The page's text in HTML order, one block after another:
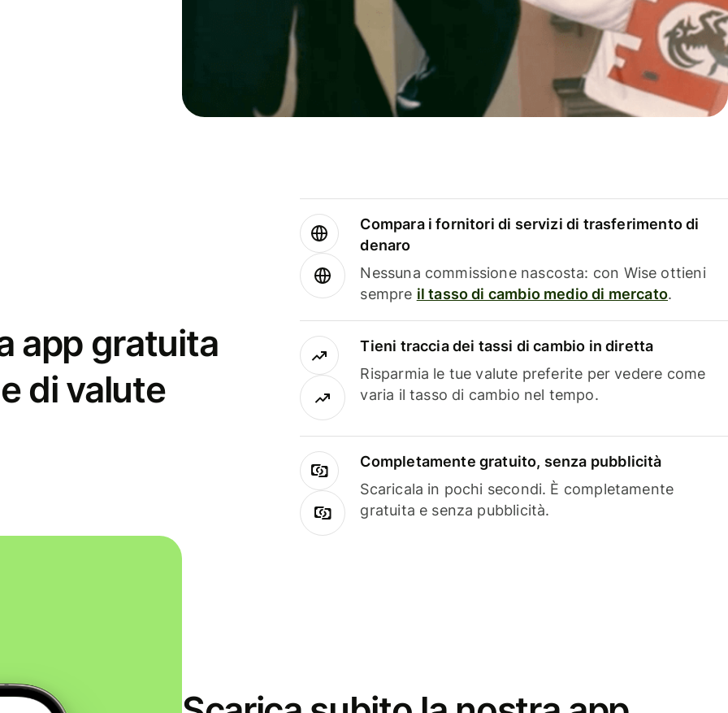
app gratuita
di valute
Compara i fornitori di servizi di trasferimento di
denaro
Nessuna commissione nascosta: con Wise ottieni
sempre il tasso di cambio medio di mercato.
Tieni traccia dei tassi di cambio in diretta
Risparmia le tue valute preferite per vedere come
varia il tasso di cambio nel tempo.
Completamente gratuito, senza pubblicità
Scaricala in pochi secondi. È completamente
gratuita e senza pubblicità.